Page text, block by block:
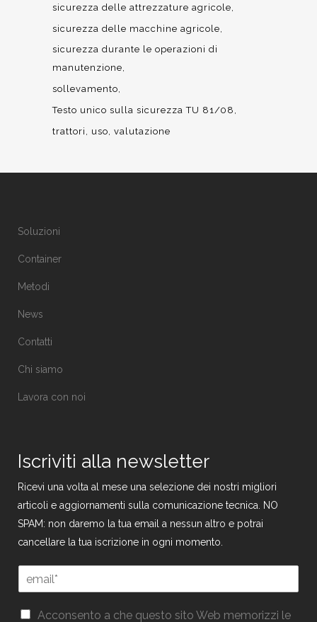
sicurezza delle attrezzature agricole
sicurezza delle macchine agricole
sicurezza durante le operazioni di
manutenzione
sollevamento
Testo unico sulla sicurezza TU 81/08
trattori
uso valutazione
Soluzioni
Container
Metodi
News
Contatti
Chi siamo
Lavora con noi
Iscriviti alla newsletter
Ricevi una volta al mese una selezione dei nostri migliori
articoli e aggiornamenti sulla comunicazione tecnica. NO
SPAM: non daremo la tua email a nessun altro e potrai
cancellare la tua iscrizione in ogni momento.
*
m
a
m
G
Acconsento a che questo sito Web memorizzi le